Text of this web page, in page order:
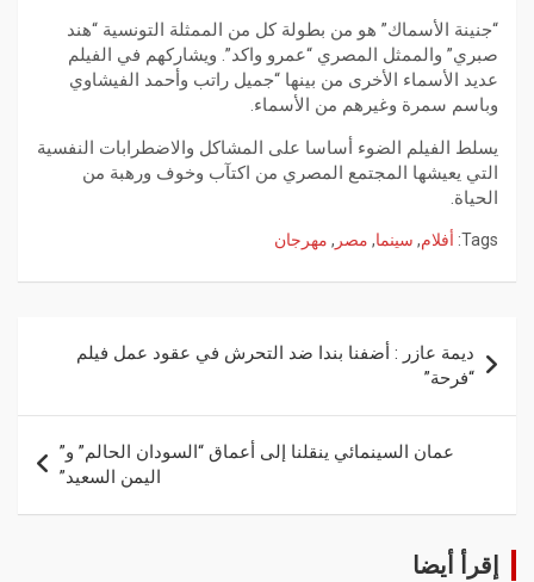
“جنينة الأسماك” هو من بطولة كل من الممثلة التونسية “هند
صبري” والممثل المصري “عمرو واكد”. ويشاركهم في الفيلم
عديد الأسماء الأخرى من بينها “جميل راتب وأحمد الفيشاوي
وباسم سمرة وغيرهم من الأسماء.
يسلط الفيلم الضوء أساسا على المشاكل والاضطرابات النفسية
التي يعيشها المجتمع المصري من اكتآب وخوف ورهبة من
الحياة.
Tags: أفلام, سينما, مصر , مهرجان
ديمة عازر : أضفنا بندا ضد التحرش في عقود عمل فيلم
“فرحة”
عمان السينمائي ينقلنا إلى أعماق “السودان الحالم” و”
اليمن السعيد”
إقرأ أيضا